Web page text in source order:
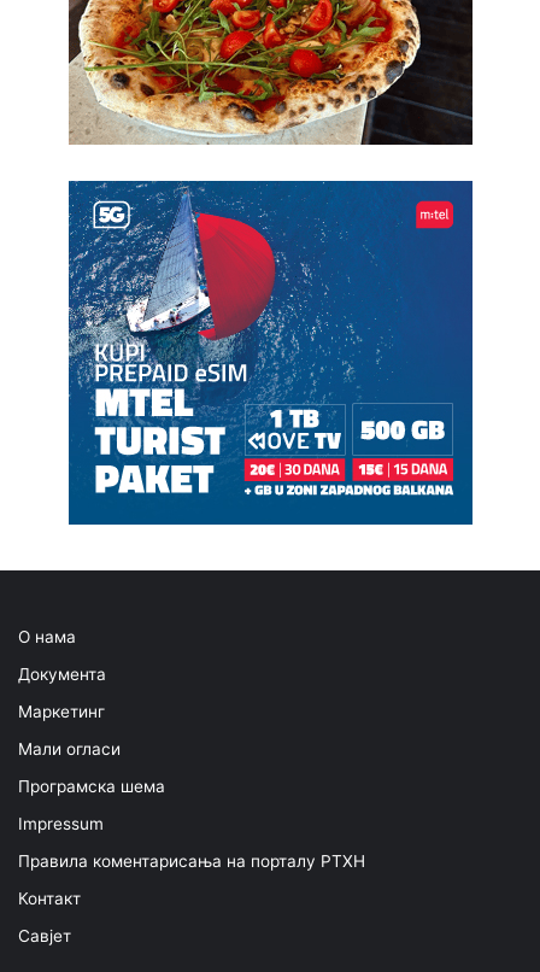
О нама
Документа
Маркетинг
Мали огласи
Програмска шема
Impressum
Правила коментарисања на порталу РТХН
Контакт
Савјет